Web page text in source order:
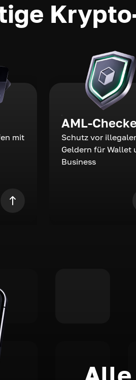
mit
AML-
Schutz vor
Geldern für Wallet
Business